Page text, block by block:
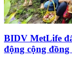
BIDV MetLife
động cộng đồng